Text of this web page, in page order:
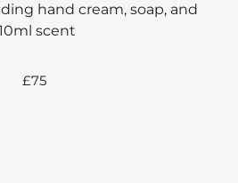
hand cream, soap, and
scent.
£75